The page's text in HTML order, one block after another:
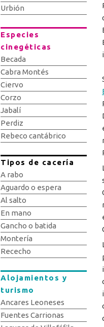
Urbión
Especies
cinegéticas
Becada
Cabra Montés
Ciervo
Corzo
Jabalí
Perdiz
Rebeco cantábrico
Tipos de cacería
A rabo
Aguardo o espera
Al salto
En mano
Gancho o batida
Montería
Rececho
Alojamientos y
turismo
Ancares Leoneses
Fuentes Carrionas